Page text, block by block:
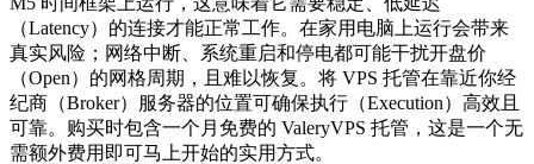
（Latency）的连接才能正常工作。在家用电脑上运行会带来
真实风险；网络中断、系统重启和停电都可能干扰开盘价
（Open）的网格周期，且难以恢复。将 VPS 托管在靠近你经
纪商（Broker）服务器的位置可确保执行（Execution）高效且
可靠。购买时包含一个月免费的 ValeryVPS 托管，这是一个无
需额外费用即可马上开始的实用方式。